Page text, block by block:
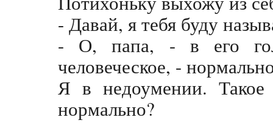
- Давай, я тебя буду
- О, папа, - в его
человеческое, -
Я в недоумении.
нормально?